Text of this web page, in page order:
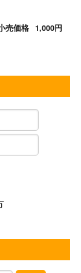
売価格 1,000円